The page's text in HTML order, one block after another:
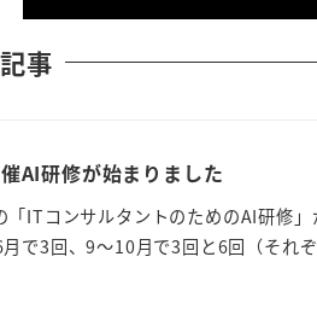
事
AI研修が始まりました
ITコンサルタントのためのAI研修
で3回、9～10月で3回と6回（それ